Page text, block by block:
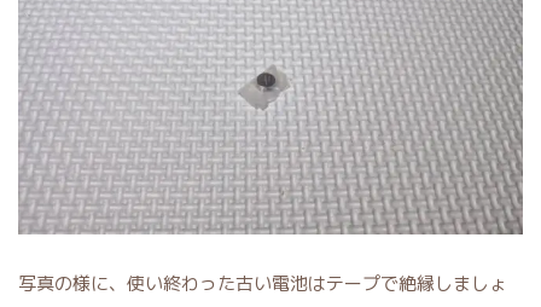
写真の様に、使い終わった古い電池はテープで絶縁しましょ